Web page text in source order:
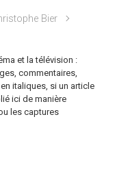
Bier
et la télévision :
commentaires,
italiques, si un article
ici de manière
les captures